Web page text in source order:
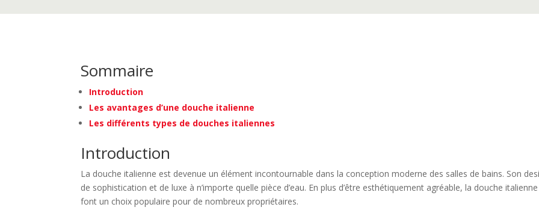
Sommaire
Introduction
Les avantages d’une douche italienne
Les différents types de douches italiennes
Introduction
La douche italienne est devenue un élément incontournable dans la conception moderne des salles de bains. Son
de sophistication et de luxe à n’importe quelle pièce d’eau. En plus d’être esthétiquement agréable, la douche
font un choix populaire pour de nombreux propriétaires.